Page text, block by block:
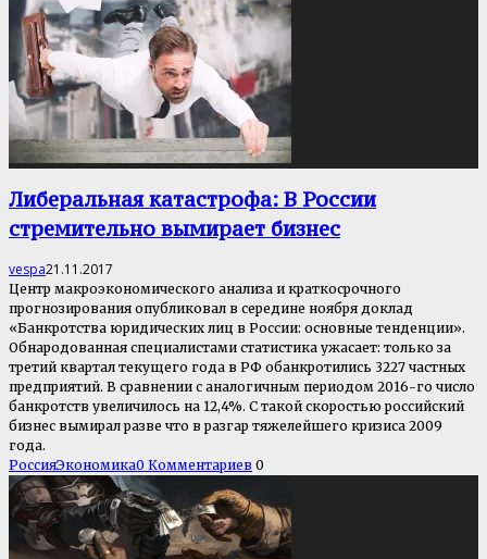
Либеральная катастрофа: В России
стремительно вымирает бизнес
vespa21.11.2017
Центр макроэкономического анализа и краткосрочного
прогнозирования опубликовал в середине ноября доклад
«Банкротства юридических лиц в России: основные тенденции».
Обнародованная специалистами статистика ужасает: только за
третий квартал текущего года в РФ обанкротились 3227 частных
предприятий. В сравнении с аналогичным периодом 2016-го число
банкротств увеличилось на 12,4%. С такой скоростью российский
бизнес вымирал разве что в разгар тяжелейшего кризиса 2009
года.
РоссияЭкономика0 Комментариев 0